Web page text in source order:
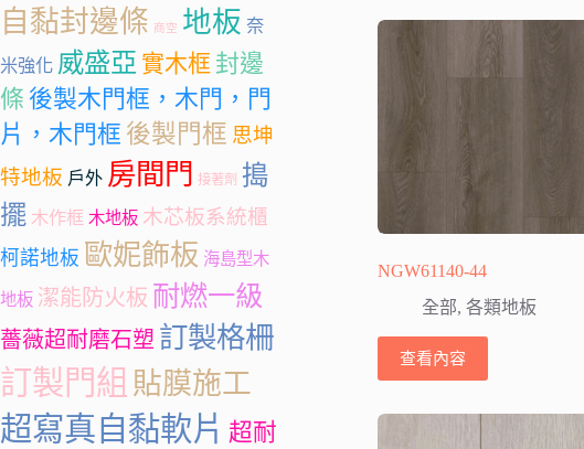
NGW61140-44
全部,各類地板
查看內容
自黏封邊條 商空 地板 奈
米強化 威盛亞 實木框 封邊
條 後製木門框，木門，門
片，木門框 後製門框 思坤
特地板 戶外 房間門 接著劑 搗
擺 木作框 木地板 木芯板系統櫃
柯諾地板 歐妮飾板 海島型木
地板 潔能防火板 耐燃一級
薔薇超耐磨石塑 訂製格柵
訂製門組 貼膜施工
超寫真自黏軟片 超耐